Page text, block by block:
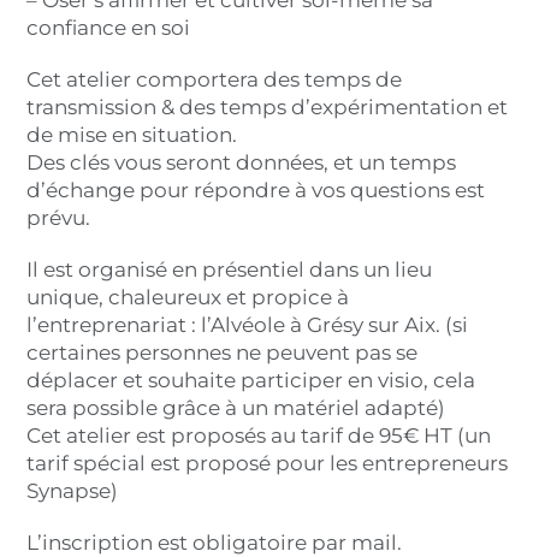
confiance en soi
Cet atelier comportera des temps de
transmission & des temps d’expérimentation et
de mise en situation.
Des clés vous seront données, et un temps
d’échange pour répondre à vos questions est
prévu.
Il est organisé en présentiel dans un lieu
unique, chaleureux et propice à
l’entreprenariat : l’Alvéole à Grésy sur Aix. (si
certaines personnes ne peuvent pas se
déplacer et souhaite participer en visio, cela
sera possible grâce à un matériel adapté)
Cet atelier est proposés au tarif de 95€ HT (un
tarif spécial est proposé pour les entrepreneurs
Synapse)
L’inscription est obligatoire par mail.